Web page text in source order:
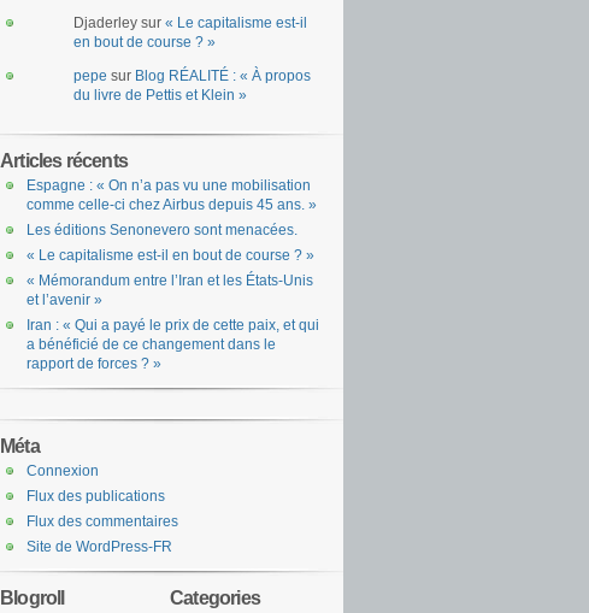
Djaderley sur « Le capitalisme est-il
en bout de course ? »
pepe sur Blog RÉALITÉ : « À propos
du livre de Pettis et Klein »
Articles récents
Espagne : « On n’a pas vu une mobilisation
comme celle-ci chez Airbus depuis 45 ans. »
Les éditions Senonevero sont menacées.
« Le capitalisme est-il en bout de course ? »
« Mémorandum entre l’Iran et les États-Unis
et l’avenir »
Iran : « Qui a payé le prix de cette paix, et qui
a bénéficié de ce changement dans le
rapport de forces ? »
Méta
Connexion
Flux des publications
Flux des commentaires
Site de WordPress-FR
Categories
Blogroll